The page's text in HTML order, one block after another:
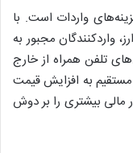
واردات است. با
واردکنندگان مجبور به
تلفن همراه از خارج
به افزایش قیمت
مالی بیشتری را بر دوش